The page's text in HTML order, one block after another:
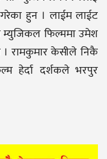
हुन । लाईम लाईट
म्युजिकल फिल्ममा उमेश
रामकुमार केसीले निकै
हेर्दा दर्शकले भरपुर